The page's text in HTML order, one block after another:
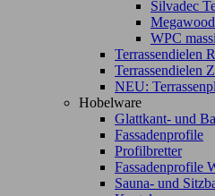
Silvadec
WPC
Terrassendielen
Terrassendielen
NEU:
Hobelware
Glattkant- und
Fassadenprofile
Profilbretter
Fassadenprofile
Sauna- und